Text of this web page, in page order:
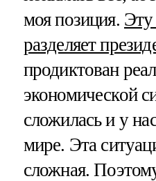
моя позиция.
разделяет
продиктован
экономической
сложилась и у
мире. Эта
сложная.